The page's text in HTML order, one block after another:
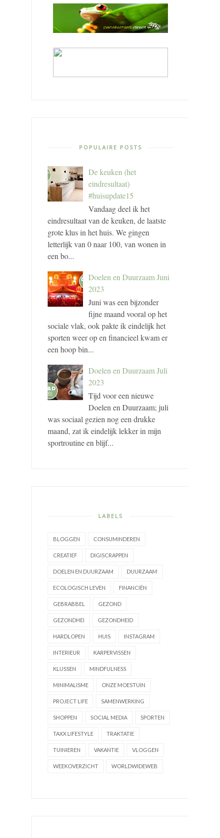
POPULAIRE POSTS
De keuken (het
eindresultaat)
#huisupdate15
Vandaag deel ik het
eindresultaat van de keuken, de laatste
grote klus in het huis. We gingen
letterlijk van 0 naar 100, van wonen in
een bo...
Doelen en Duurzaam Juni
2023
Juni was een bijzonder
fijne maand vooral op het
sociale vlak, ook pakte ik eindelijk het
sporten weer op en financieel kwam er
een hoop bin...
Doelen en Duurzaam Juli
2023
Tijd voor een nieuwe
Doelen en Duurzaam; juli
was sociaal gezien nog een drukke
maand, zat ik eindelijk lekker in mijn
sportroutine en blijf...
LABELS
BLOGGEN CONSUMINDEREN
CREATIEF DIGISCRAPPEN
DOELEN EN DUURZAAM DUURZAAM
ECOLOGISCH LEVEN FINANCIËN
GEBRABBEL GEZOND
GEZONDHEI GEZONDHEID
HARDLOPEN HUIS INSTAGRAM
INTERIEUR KARPERVISSEN
KLUSSEN MINDFULNESS
MINIMALISME ONZE MOESTUIN
PROJECT LIFE SAMENWERKING
SHOPPEN SOCIAL MEDIA SPORTEN
TAXX LIFESTYLE TRAKTATIE
TUINIEREN VAKANTIE VLOGGEN
WEEKOVERZICHT WORLDWIDEWEB